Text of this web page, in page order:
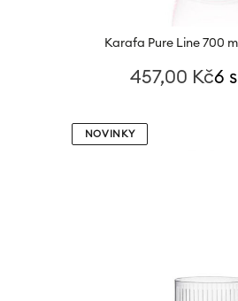
Karafa Pure Line 700
457,00 Kč6
NOVINKY